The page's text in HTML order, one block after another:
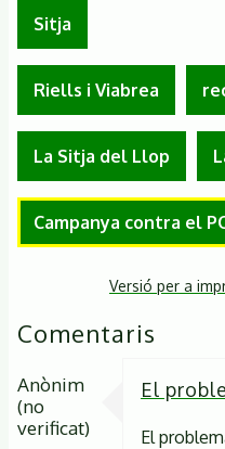
Sitja
Riells i Viabrea
La Sitja del Llop
Campanya contra el
Versió per a
Comentaris
Anònim
(no
verificat)
El
El